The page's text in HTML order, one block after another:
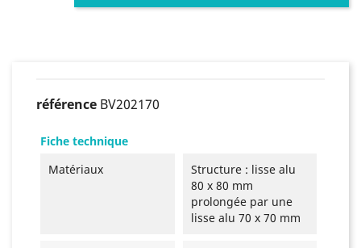
référence BV202170
Fiche technique
Matériaux
Structure : lisse alu
80 x 80 mm
prolongée par une
lisse alu 70 x 70 mm